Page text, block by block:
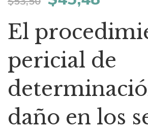
precio
original
era:
$53,50.
precio
actual
es:
El
pericial de
daño en los